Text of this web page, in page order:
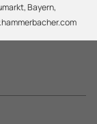
Bayern,